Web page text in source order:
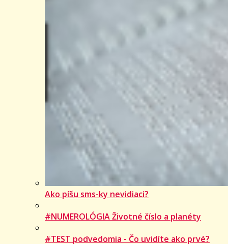
Ako píšu sms-ky nevidiaci?
#NUMEROLÓGIA Životné číslo a planéty
#TEST podvedomia - Čo uvidíte ako prvé?